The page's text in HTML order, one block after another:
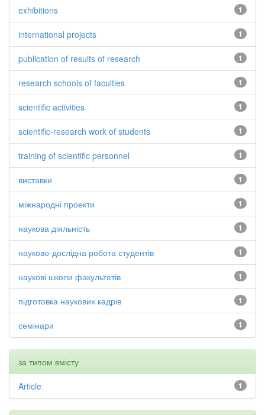
1
exhibitions
1
international projects
1
publication of results of research
1
research schools of faculties
1
scientific activities
1
scientific-research work of students
1
training of scientific personnel
1
виставки
1
міжнародні проекти
1
наукова діяльність
1
науково-дослідна робота студентів
1
наукові школи факультетів
1
підготовка наукових кадрів
1
семінари
за типом вмісту
1
Article